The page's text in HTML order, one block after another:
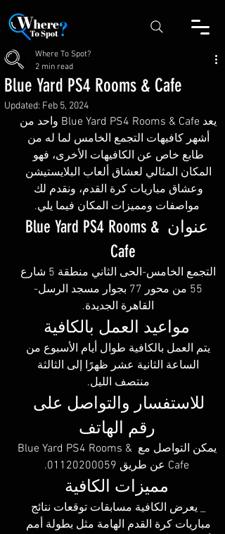
Blue Yard PS4 Rooms & Cafe
Where To Spot?
2 min read
Updated: Feb 5, 2024
يعد Blue Yard PS4 Rooms & Cafe واحد من
أشهر كافيهات التجمع الخامس لما له من
طابع خاص عن الكافيهات الأخرى، فهو
المكان المثالي لعشاق ألعاب البلايستيشن
وعشاق مباريات كرة القدم، ونقدم لك
مواصفات ومميزات المكان فيما يلي.
عنوان Blue Yard PS4 Rooms &
Cafe
التجمع الخامس-الحى الثاني منطقة 5 شارع
55 من محور 77 بجوار مسجد الرسل-
القاهرة الجديدة.
مواعيد العمل بالكافية
يتم العمل بالكافية طوال أيام الأسبوع من
الساعة الثانية عشر ظهرًا إلى الثالثة
منتصف الليل.
للاستفسار والتواصل على
رقم الهاتف
يمكن التواصل مع Blue Yard PS4 Rooms &
Cafe عن طريق 01120200059.
مميزات الكافية
_ يعرض الكافية مسابقات توقعات نتائج
مباريات كرة القدم الهامة مثل بطولة أمم